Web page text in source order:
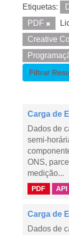
Etiquetas:
PDF
Creative
Filtrar
Carga de
Dados de
semi-
ONS,
medição...
PDF API
Carga de
Dados de